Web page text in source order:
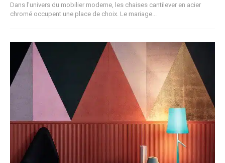
Dans l'univers du mobilier moderne, les chaises cantilever en acier
chromé occupent une place de choix. Le mariage...